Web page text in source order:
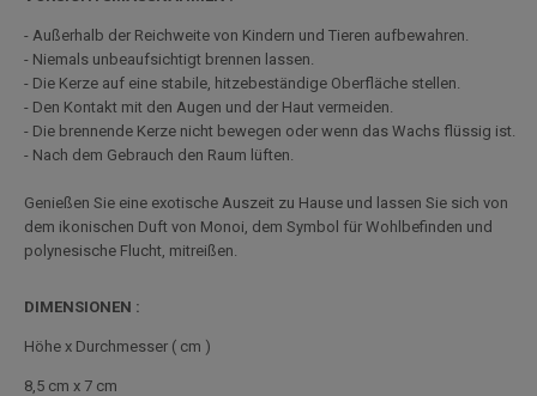
- Außerhalb der Reichweite von Kindern und Tieren aufbewahren.
- Niemals unbeaufsichtigt brennen lassen.
- Die Kerze auf eine stabile, hitzebeständige Oberfläche stellen.
- Den Kontakt mit den Augen und der Haut vermeiden.
- Die brennende Kerze nicht bewegen oder wenn das Wachs flüssig ist.
- Nach dem Gebrauch den Raum lüften.
Genießen Sie eine exotische Auszeit zu Hause und lassen Sie sich von
dem ikonischen Duft von Monoi, dem Symbol für Wohlbefinden und
polynesische Flucht, mitreißen.
DIMENSIONEN :
Höhe x Durchmesser ( cm )
8,5 cm x 7 cm